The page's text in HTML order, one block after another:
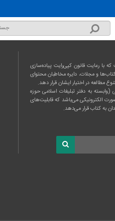
با رعایت قانون كپی‌رایت پیاده‌سازی
و مجلات، دایره مخاطبان محتوای
مطالعه در اختیار ایشان قرار دهد.
به دفتر تبلیغات اسلامی حوزه
الکترونیکی می‌باشد که قابلیت‌های
به کتاب قرار می‌دهد.